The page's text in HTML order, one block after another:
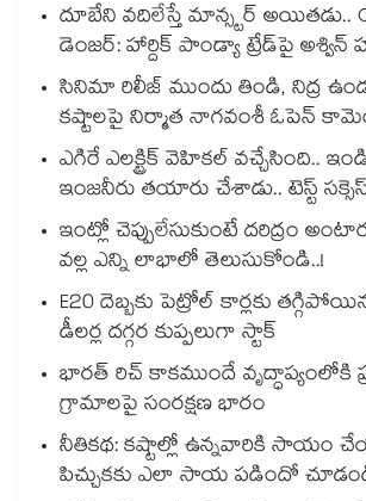
దూబేని వదిలేస్తే మాన్స్టర్ అయితడు..
డెంజర్: హార్దిక్ పాండ్యా ట్రేడ్‌పై
సినిమా రిలీజ్ ముందు తిండి, నిద్ర
కష్టాలపై నిర్మాత నాగవంశీ ఓపెన్
ఎగిరే ఎలక్ట్రిక్ వెహికల్ వచ్చేసింది..
ఇంజనీరు తయారు చేశాడు.. టెస్ట్
ఇంట్లో చెప్పులేసుకుంటే దరిద్రం
వల్ల ఎన్ని లాభాలో తెలుసుకోండి..!
E20 దెబ్బకు పెట్రోల్ కార్లకు
డీలర్ల దగ్గర కుప్పలుగా స్టాక్
భారత్ రిచ్ కాకముందే వృద్ధాప్యంలోకి
గ్రామాలపై సంరక్షణ భారం
నీతికథ: కష్టాల్లో ఉన్నవారికి సాయం
పిచ్చుకకు ఎలా సాయ పడిందో